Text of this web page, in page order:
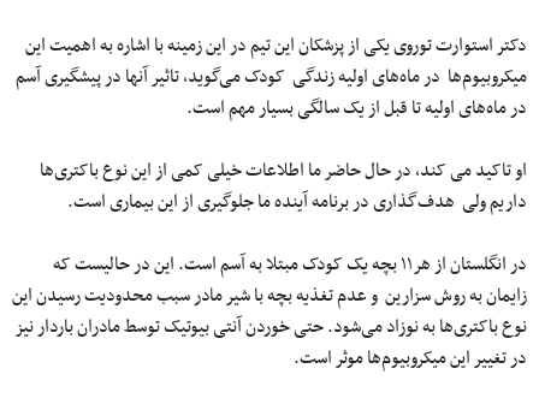
دکتر استوارت توروی یکی از پزشکان این تیم در این زمینه با اشاره به اهمیت این
میکروبیوم‌ها در ماه‌های اولیه زندگی کودک می‌گوید، تاثیر آنها در پیشگیری آسم
در ماه‌های اولیه تا قبل از یک سالگی بسیار مهم است.
او تاکید می کند، در حال حاضر ما اطلاعات خیلی کمی از این نوع باکتری‌ها
داریم ولی هدف‌گذاری در برنامه آینده ما جلوگیری از این بیماری است.
در انگلستان از هر۱۱ بچه یک کودک مبتلا به آسم است. این در حالیست که
زایمان به روش سزارین و عدم تغذیه بچه با شیر مادر سبب محدودیت رسیدن این
نوع باکتری‌ها به نوزاد می‌شود. حتی خوردن آنتی بیوتیک توسط مادران باردار نیز
در تغییر این میکروبیوم‌ها موثر است.